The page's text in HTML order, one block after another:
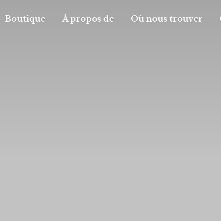
Boutique À propos de Où nous trouver